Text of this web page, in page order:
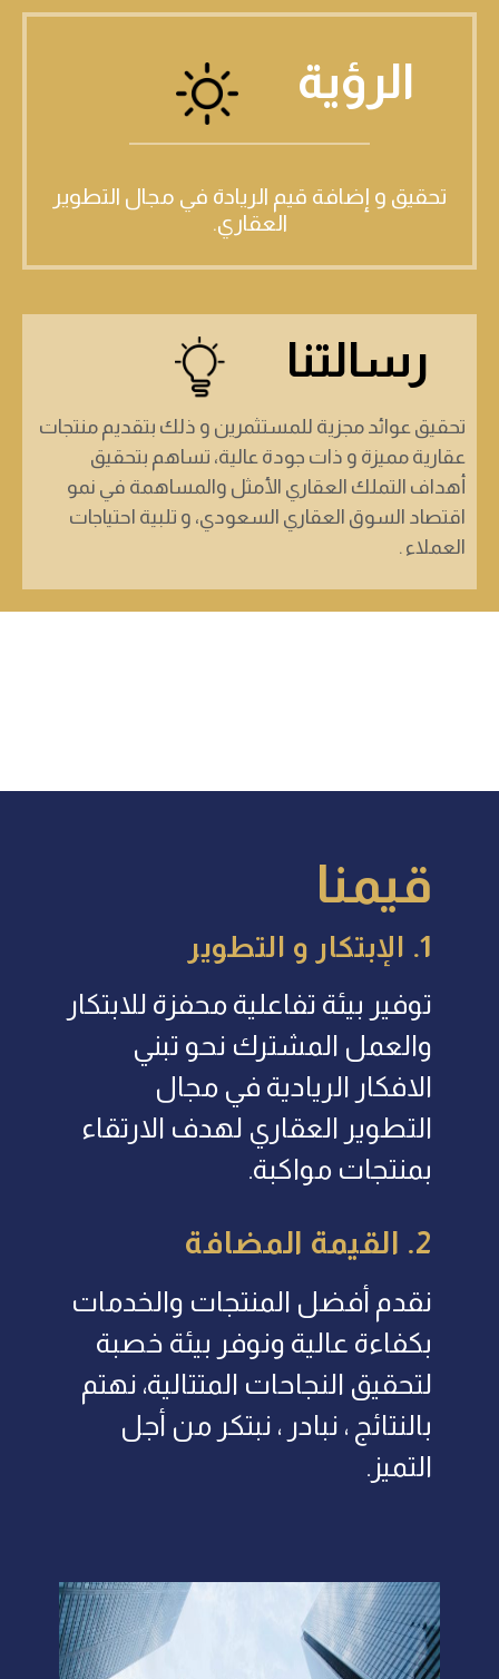
الرؤية
تحقيق و إضافة قيم الريادة في مجال التطوير
العقاري.
رسالتنا
تحقيق عوائد مجزية للمستثمرين و ذلك بتقديم منتجات
عقارية مميزة و ذات جودة عالية، تساهم بتحقيق
أهداف التملك العقاري الأمثل والمساهمة في نمو
اقتصاد السوق العقاري السعودي، و تلبية احتياجات
العملاء .
قيمنا
1. الإبتكار و التطوير
توفير بيئة تفاعلية محفزة للابتكار
والعمل المشترك نحو تبني
الافكار الريادية في مجال
التطوير العقاري لهدف الارتقاء
بمنتجات مواكبة.
2. القيمة المضافة
نقدم أفضل المنتجات والخدمات
بكفاءة عالية ونوفر بيئة خصبة
لتحقيق النجاحات المتتالية، نهتم
بالنتائج ، نبادر ، نبتكر من أجل
التميز.